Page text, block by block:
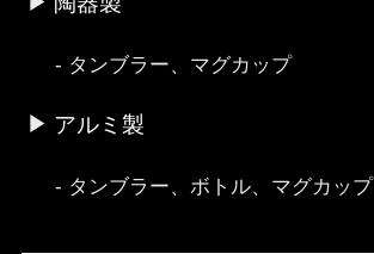
タンブラー、マグカップ
アルミ製
タンブラー、ボトル、マグカップ